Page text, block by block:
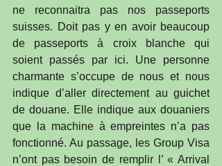
ne reconnaitra pas nos passeports
suisses. Doit pas y en avoir beaucoup
de passeports à croix blanche qui
soient passés par ici. Une personne
charmante s’occupe de nous et nous
indique d’aller directement au guichet
de douane. Elle indique aux douaniers
que la machine à empreintes n’a pas
fonctionné. Au passage, les Group Visa
n’ont pas besoin de remplir l’ « Arrival